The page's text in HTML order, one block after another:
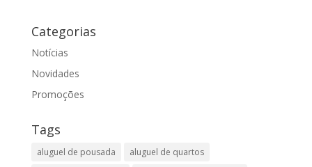
Categorias
Notícias
Novidades
Promoções
Tags
aluguel de pousada
aluguel de quartos